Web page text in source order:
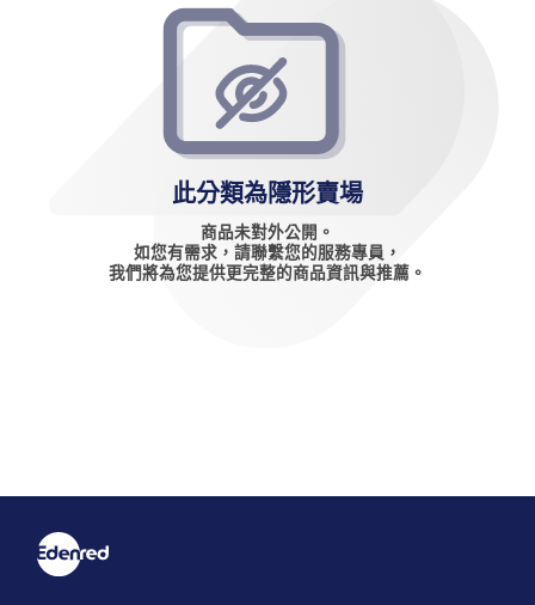
此分類為隱形賣場
商品未對外公開。
如您有需求，請聯繫您的服務專員，
我們將為您提供更完整的商品資訊與推薦。